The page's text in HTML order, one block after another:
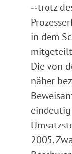
‑‑trotz
in dem
Die von
näher
2005.